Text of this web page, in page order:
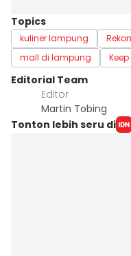
Topics
kuliner lampung
mall di lampung
Editorial Team
Editor
Martin Tobing
Tonton lebih seru di